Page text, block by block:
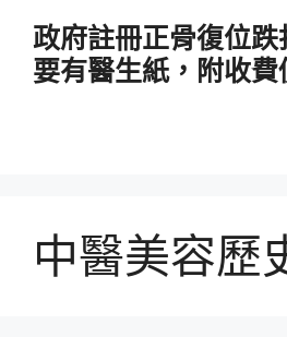
政府註冊正骨復位
要有醫生紙，附收費
中醫美容歷